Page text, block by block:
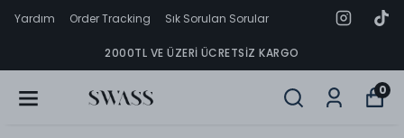
Yardım Order Tracking Sık Sorulan Sorular
2000TL VE ÜZERI ÜCRETSIZ KARGO
0